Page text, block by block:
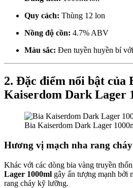
Quy cách: Thùng 12 lon
Nồng độ cồn: 4.7% ABV
Màu sắc: Đen tuyền huyền bí
2. Đặc điểm nổi bật của
Kaiserdom Dark Lager
Bia Kaiserdom Dark Lager
Hương vị mạch nha rang
Khác với các dòng bia vàng truyền
Lager 1000ml gây ấn tượng mạnh bởi
rang cháy kỹ lưỡng.